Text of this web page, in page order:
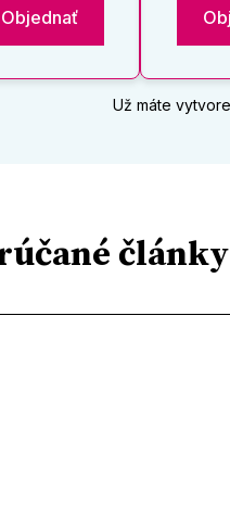
Objednať
Už máte
články